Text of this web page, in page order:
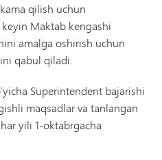
qilish uchun
Maktab kengashi
amalga oshirish uchun
qabul qiladi.
Superintendent bajarishi
maqsadlar va tanlangan
yili 1-oktabrgacha